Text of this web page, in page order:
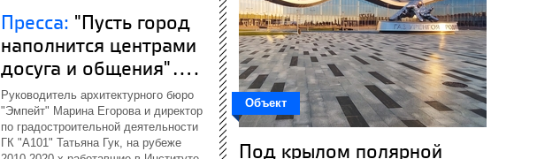
Пресса: "Пусть город
наполнится центрами
досуга и общения"....
Руководитель архитектурного бюро
"Эмпейт" Марина Егорова и директор
по градостроительной деятельности
ГК "А101" Татьяна Гук, на рубеже
Объект
Под крылом полярной